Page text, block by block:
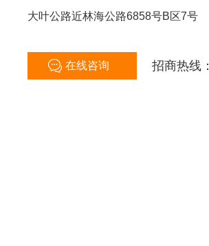
大叶公路近林海公路6858号B区7号
在线咨询 招商热线：